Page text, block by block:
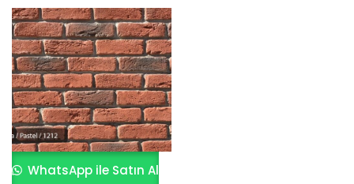
WhatsApp ile Satın Al